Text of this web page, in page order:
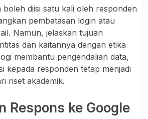
diisi satu kali oleh responden
pembatasan login atau
Namun, jelaskan tujuan
dan kaitannya dengan etika
membantu pengendalian data,
kepada responden tetap menjadi
riset akademik.
Respons ke Google